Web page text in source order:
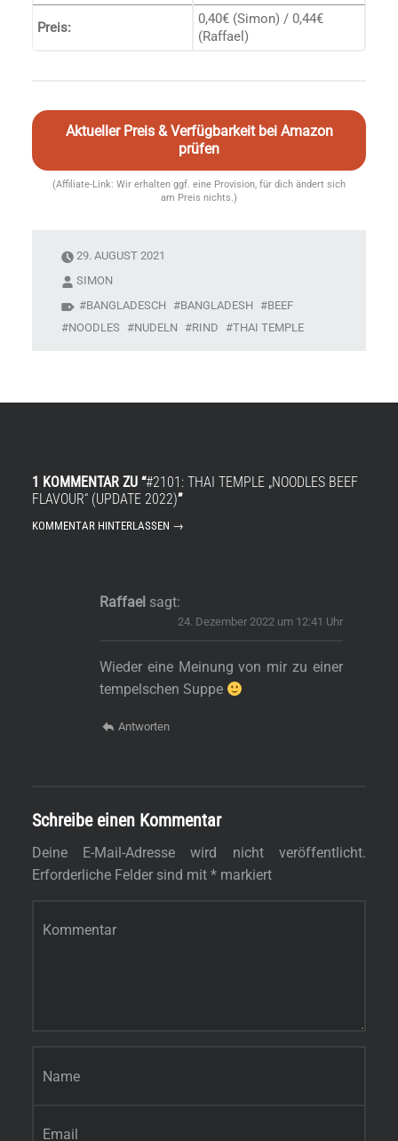
Preis:
0,40€ (Simon) / 0,44€
(Raffael)
Aktueller Preis & Verfügbarkeit bei Amazon
prüfen
(Affiliate-Link: Wir erhalten ggf. eine Provision, für dich ändert sich
am Preis nichts.)
29. AUGUST 2021
SIMON
BANGLADESCH
BANGLADESH
BEEF
NOODLES
NUDELN RIND THAI TEMPLE
1 KOMMENTAR ZU “#2101: THAI TEMPLE „NOODLES BEEF
FLAVOUR“ (UPDATE 2022)”
KOMMENTAR HINTERLASSEN →
Raffael sagt:
24. Dezember 2022 um 12:41 Uhr
Wieder eine Meinung von mir zu einer
tempelschen Suppe
Antworten
Schreibe einen Kommentar
Deine E-Mail-Adresse wird nicht veröffentlicht.
Erforderliche Felder sind mit *markiert